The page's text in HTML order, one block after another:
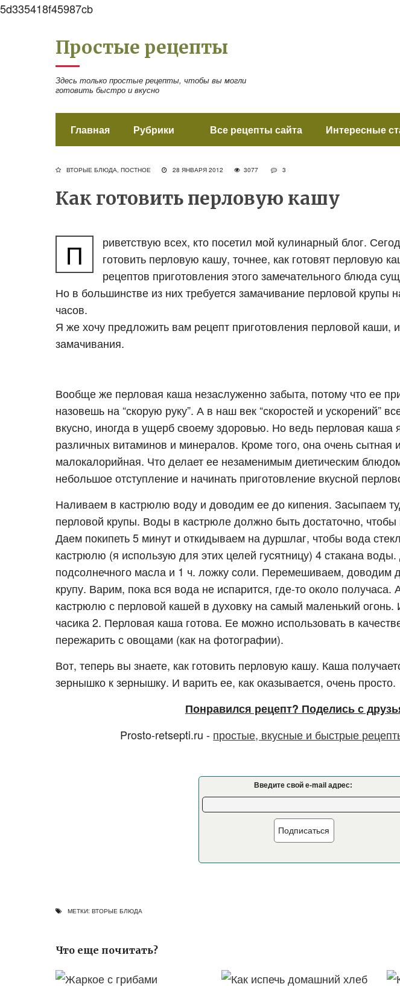
5d335418f45987cb
Простые рецепты
Здесь только простые рецепты, чтобы вы могли
готовить быстро и вкусно
Главная Рубрики Все рецепты сайта Интересные
ВТОРЫЕ БЛЮДА, ПОСТНОЕ 28 ЯНВАРЯ 2012 3077 3
Как готовить перловую кашу
П
риветствую всех, кто посетил мой кулинарный блог.
готовить перловую кашу, точнее, как готовят перловую
рецептов приготовления этого замечательного блюда
Но в большинстве из них требуется замачивание перловой крупы
часов.
Я же хочу предложить вам рецепт приготовления перловой каши,
замачивания.
Вообще же перловая каша незаслуженно забыта, потому что ее
назовешь на “скорую руку”. А в наш век “скоростей и ускорений”
вкусно, иногда в ущерб своему здоровью. Но ведь перловая каша
различных витаминов и минералов. Кроме того, она очень сытная
малокалорийная. Что делает ее незаменимым диетическим
небольшое отступление и начинать приготовление вкусной
Наливаем в кастрюлю воду и доводим ее до кипения. Засыпаем
перловой крупы. Воды в кастрюле должно быть достаточно,
Даем покипеть 5 минут и откидываем на дуршлаг, чтобы вода
кастрюлю (я использую для этих целей гусятницу) 4 стакана
подсолнечного масла и 1 ч. ложку соли. Перемешиваем, доводим
крупу. Варим, пока вся вода не испарится, где-то около
кастрюлю с перловой кашей в духовку на самый маленький огонь.
часика 2. Перловая каша готова. Ее можно использовать в
пережарить с овощами (как на фотографии).
Вот, теперь вы знаете, как готовить перловую кашу. Каша
зернышко к зернышку. И варить ее, как оказывается, очень просто.
Понравился рецепт? Поделись с
Prosto-retsepti.ru - простые, вкусные и быстрые
Введите свой e-mail адрес:
Подписаться
МЕТКИ: ВТОРЫЕ БЛЮДА
Что еще почитать?